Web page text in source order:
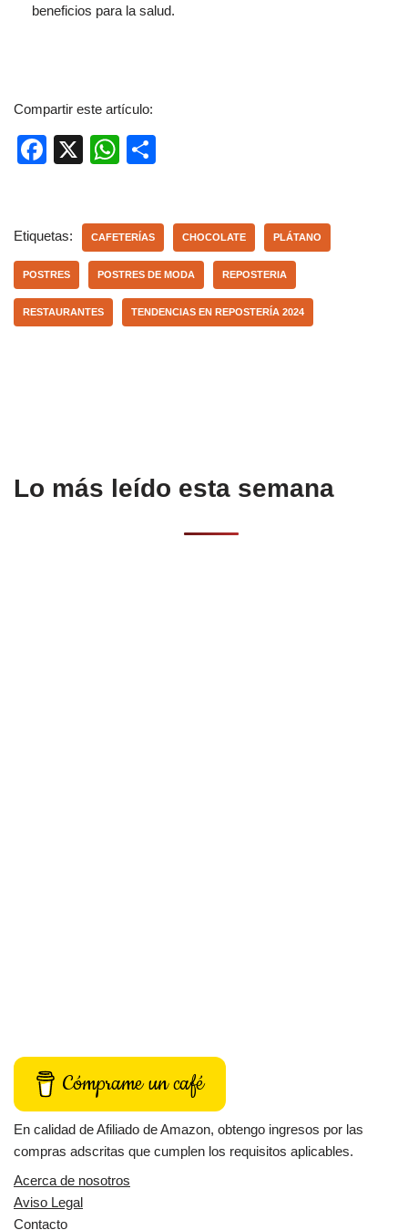
beneficios para la salud.
Compartir este artículo:
F
e
b
o
o
X
W
s
A
p
p
p
ar
tir
Etiquetas: CAFETERÍAS CHOCOLATE PLÁTANO
POSTRES POSTRES DE MODA REPOSTERIA
RESTAURANTES TENDENCIAS EN REPOSTERÍA 2024
Lo más leído esta semana
Cómprame un café
En calidad de Afiliado de Amazon, obtengo ingresos por las
compras adscritas que cumplen los requisitos aplicables.
Acerca de nosotros
Aviso Legal
Contacto